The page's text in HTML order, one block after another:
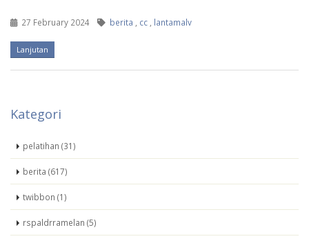
27 February 2024 berita cc lantamalv
Lanjutan
Kategori
pelatihan (31)
berita (617)
twibbon (1)
rspaldrramelan (5)